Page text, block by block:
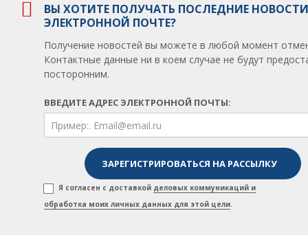
ВЫ ХОТИТЕ ПОЛУЧАТЬ ПОСЛЕДНИЕ
ЭЛЕКТРОННОЙ ПОЧТЕ?
Получение новостей вы можете в любой момент
Контактные данные ни в коем случае не будут
посторонним.
ВВЕДИТЕ АДРЕС ЭЛЕКТРОННОЙ ПОЧТЫ:
Я согласен с доставкой деловых коммуникаций и
обработка моих личных данных для этой цели.